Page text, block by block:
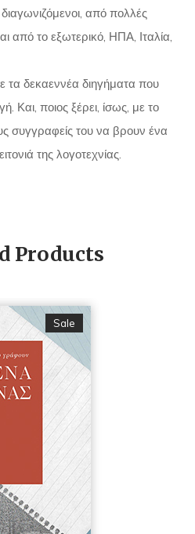
από πολλές
από το εξωτερικό, ΗΠΑ, Ιταλία,
τα δεκαεννέα διηγήματα που
Και, ποιος ξέρει, ίσως, με το
συγγραφείς του να βρουν ένα
της λογοτεχνίας.
Products
Sale